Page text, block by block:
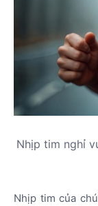
Nhịp tim nghỉ
Nhịp tim của